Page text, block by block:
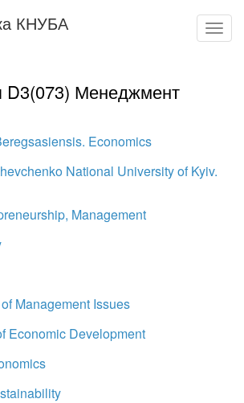
КНУБА
D3(073) Менеджмент
Economics
National University of Kyiv.
Management
Management Issues
Economic Development